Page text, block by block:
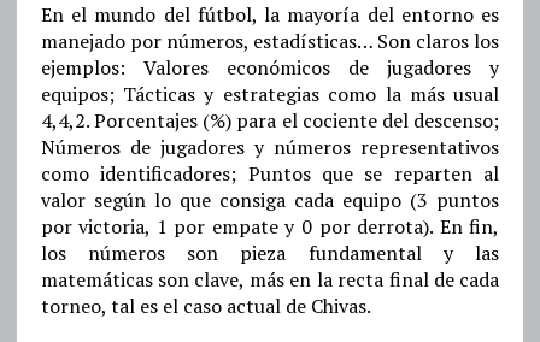
En el mundo del fútbol, la mayoría del entorno es
manejado por números, estadísticas… Son claros los
ejemplos: Valores económicos de jugadores y
equipos; Tácticas y estrategias como la más usual
4,4,2. Porcentajes (%) para el cociente del descenso;
Números de jugadores y números representativos
como identificadores; Puntos que se reparten al
valor según lo que consiga cada equipo (3 puntos
por victoria, 1 por empate y 0 por derrota). En fin,
los números son pieza fundamental y las
matemáticas son clave, más en la recta final de cada
torneo, tal es el caso actual de Chivas.